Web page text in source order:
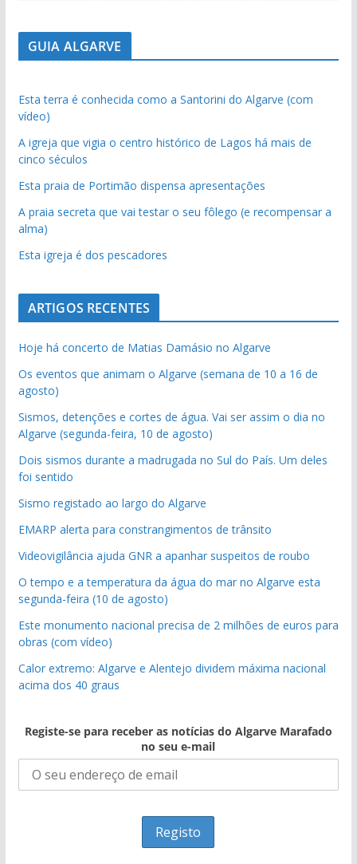
GUIA ALGARVE
Esta terra é conhecida como a Santorini do Algarve (com
vídeo)
A igreja que vigia o centro histórico de Lagos há mais de
cinco séculos
Esta praia de Portimão dispensa apresentações
A praia secreta que vai testar o seu fôlego (e recompensar a
alma)
Esta igreja é dos pescadores
ARTIGOS RECENTES
Hoje há concerto de Matias Damásio no Algarve
Os eventos que animam o Algarve (semana de 10 a 16 de
agosto)
Sismos, detenções e cortes de água. Vai ser assim o dia no
Algarve (segunda-feira, 10 de agosto)
Dois sismos durante a madrugada no Sul do País. Um deles
foi sentido
Sismo registado ao largo do Algarve
EMARP alerta para constrangimentos de trânsito
Videovigilância ajuda GNR a apanhar suspeitos de roubo
O tempo e a temperatura da água do mar no Algarve esta
segunda-feira (10 de agosto)
Este monumento nacional precisa de 2 milhões de euros para
obras (com vídeo)
Calor extremo: Algarve e Alentejo dividem máxima nacional
acima dos 40 graus
Registe-se para receber as notícias do Algarve Marafado
no seu e-mail